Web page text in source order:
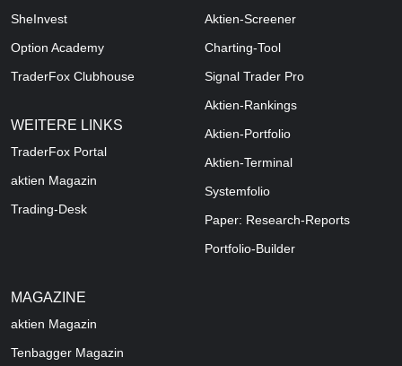
SheInvest
Option Academy
TraderFox Clubhouse
WEITERE LINKS
TraderFox Portal
aktien Magazin
Trading-Desk
Aktien-Screener
Charting-Tool
Signal Trader Pro
Aktien-Rankings
Aktien-Portfolio
Aktien-Terminal
Systemfolio
Paper: Research-Reports
Portfolio-Builder
MAGAZINE
aktien Magazin
Tenbagger Magazin